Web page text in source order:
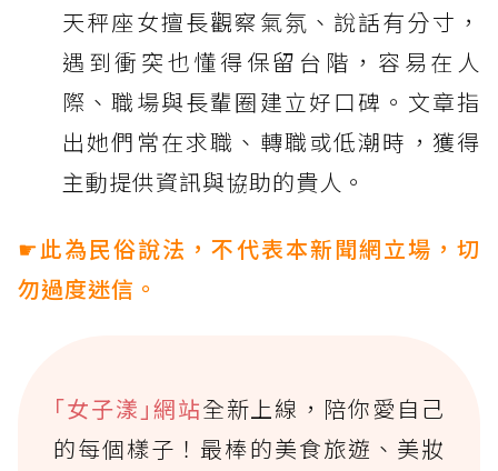
天秤座女擅長觀察氣氛、說話有分寸，
遇到衝突也懂得保留台階，容易在人
際、職場與長輩圈建立好口碑。文章指
出她們常在求職、轉職或低潮時，獲得
主動提供資訊與協助的貴人。
☛此為民俗說法，不代表本新聞網立場，切
勿過度迷信。
｢女子漾｣網站全新上線，陪你愛自己
的每個樣子！最棒的美食旅遊、美妝